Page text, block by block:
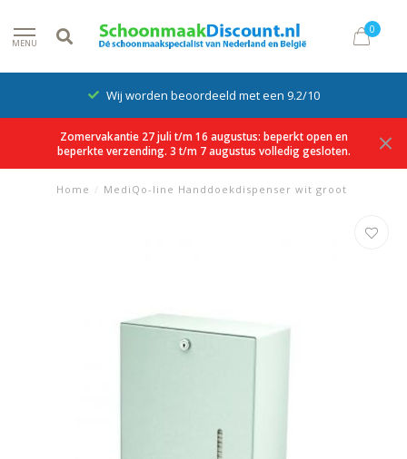
MENU
0
Wij worden beoordeeld met een 9.2/10
Zomervakantie 27 juli t/m 16 augustus: beperkt open en
beperkte verzending. 3 t/m 7 augustus volledig gesloten.
Home / MediQo-line Handdoekdispenser wit groot